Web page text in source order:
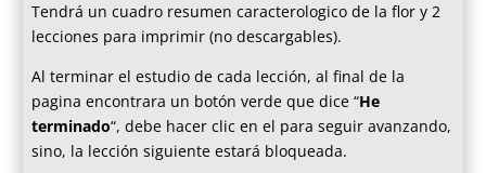
Tendrá un cuadro resumen caracterologico de la flor y 2
lecciones para imprimir (no descargables).
Al terminar el estudio de cada lección, al final de la
pagina encontrara un botón verde que dice “He
terminado“, debe hacer clic en el para seguir avanzando,
sino, la lección siguiente estará bloqueada.